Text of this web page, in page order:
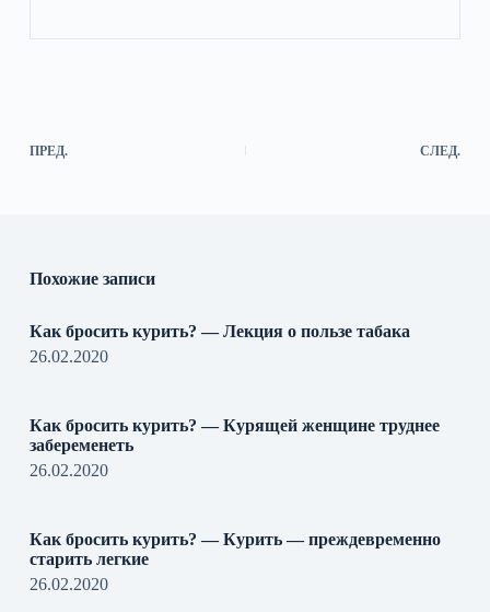
ПРЕД. СЛЕД.
Похожие записи
Как бросить курить? — Лекция о пользе табака
26.02.2020
Как бросить курить? — Курящей женщине труднее
забеременеть
26.02.2020
Как бросить курить? — Курить — преждевременно
старить легкие
26.02.2020